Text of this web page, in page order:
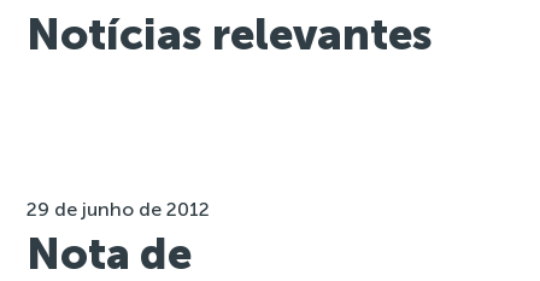
Notícias relevantes
29 de junho de 2012
Nota de